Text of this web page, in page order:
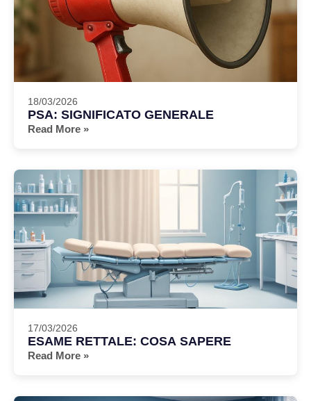
18/03/2026
PSA: SIGNIFICATO GENERALE
Read More »
17/03/2026
ESAME RETTALE: COSA SAPERE
Read More »